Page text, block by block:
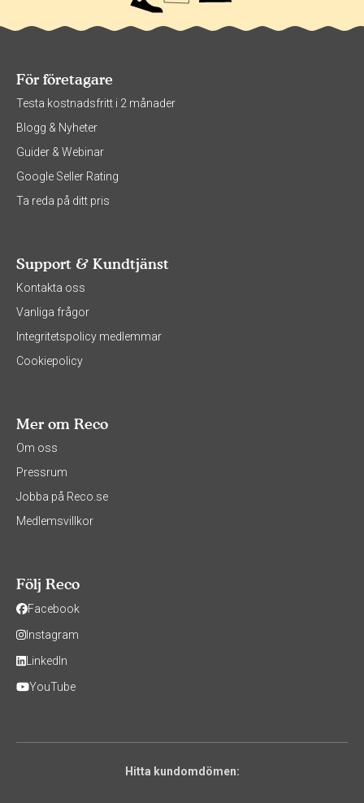
För företagare
Testa kostnadsfritt i 2 månader
Blogg & Nyheter
Guider & Webinar
Google Seller Rating
Ta reda på ditt pris
Support & Kundtjänst
Kontakta oss
Vanliga frågor
Integritetspolicy medlemmar
Cookiepolicy
Mer om Reco
Om oss
Pressrum
Jobba på Reco.se
Medlemsvillkor
Följ Reco
Facebook
Instagram
LinkedIn
YouTube
Hitta kundomdömen: